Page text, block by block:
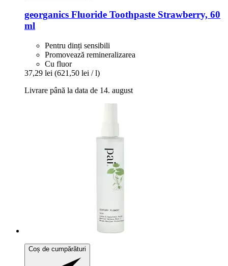
georganics Fluoride Toothpaste Strawberry, 60
ml
Pentru dinți sensibili
Promovează remineralizarea
Cu fluor
37,29 lei (621,50 lei / l)
Livrare până la data de 14. august
Coș de cumpărături